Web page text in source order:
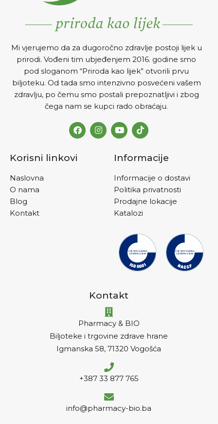
Mi vjerujemo da za dugoročno zdravlje postoji lijek u
prirodi. Vođeni tim ubjeđenjem 2016. godine smo
pod sloganom “Priroda kao lijek” otvorili prvu
biljoteku. Od tada smo intenzivno posvećeni vašem
zdravlju, po čemu smo postali prepoznatljivi i zbog
čega nam se kupci rado obraćaju.
Korisni linkovi
Naslovna
O nama
Blog
Kontakt
Informacije
Informacije o dostavi
Politika privatnosti
Prodajne lokacije
Katalozi
Kontakt
Pharmacy & BIO
Biljoteke i trgovine zdrave hrane
Igmanska 58, 71320 Vogošća
+387 33 877 765
info@pharmacy-bio.ba